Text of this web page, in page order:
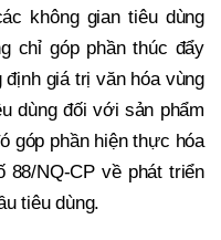
không gian tiêu dùng
chỉ góp phần thúc đẩy
giá trị văn hóa vùng
dùng đối với sản phẩm
góp phần hiện thực hóa
88/NQ-CP về phát triển
tiêu dùng.